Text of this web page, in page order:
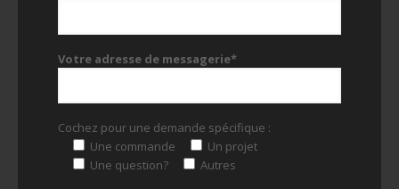
Votre adresse de messagerie*
Cochez pour une demande spécifique :
Une commande
Un projet
Une question?
Autres